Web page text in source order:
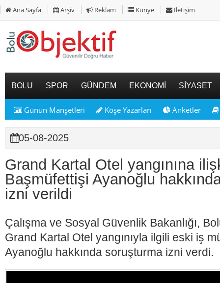
Ana Sayfa Arşiv Reklam Künye İletişim
BOLU SPOR GÜNDEM EKONOMİ SİYASET
Günün Manşetleri Köşe Yazarları Anketler
05-08-2025
Grand Kartal Otel yangınına
Başmüfettişi Ayanoğlu
izni verildi
Çalışma ve Sosyal Güvenlik Bakanlığı,
Grand Kartal Otel yangınıyla ilgili eski iş
Ayanoğlu hakkında soruşturma izni verdi.